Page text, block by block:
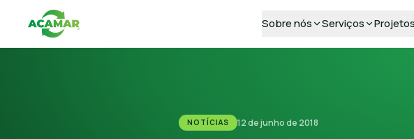
Sobre nós Serviços Projetos
NOTÍCIAS 12 de junho de 2018